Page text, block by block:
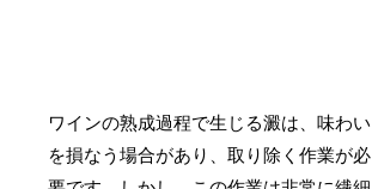
ワインの熟成過程で生じる澱は、味わい
を損なう場合があり、取り除く作業が必